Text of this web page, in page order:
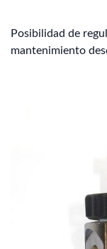
Posibilidad de
mantenimiento